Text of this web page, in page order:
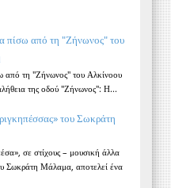
πίσω από τη "Ζήνωνος" του
από τη "Ζήνωνος" του Αλκίνοου
της οδού "Ζήνωνος": Η...
του Σωκράτη
σε στίχους – μουσική άλλα
Σωκράτη Μάλαμα, αποτελεί ένα